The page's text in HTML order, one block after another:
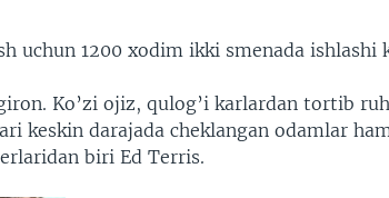
uchun 1200 xodim ikki smenada ishlashi
Ko’zi ojiz, qulog’i karlardan tortib
keskin darajada cheklangan odamlar
biri Ed Terris.